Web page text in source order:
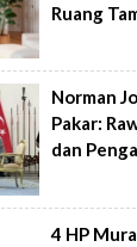
Ruang
Norman
Pakar:
dan
4 HP